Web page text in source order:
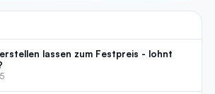
lassen zum Festpreis - lohnt